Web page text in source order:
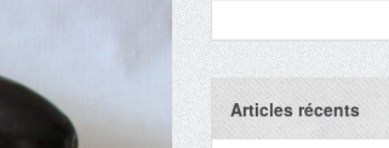
Articles récents